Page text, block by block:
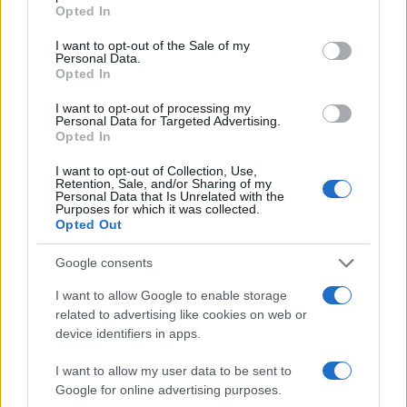
use your data for below specified purposes in below Google
consent section.
Opted In
I want to opt-out of the Sale of my
Personal Data.
Opted In
I want to opt-out of processing my
Personal Data for Targeted Advertising.
Opted In
I want to opt-out of Collection, Use,
Retention, Sale, and/or Sharing of my
Personal Data that Is Unrelated with the
Purposes for which it was collected.
Opted Out
Google consents
I want to allow Google to enable storage
related to advertising like cookies on web or
device identifiers in apps.
I want to allow my user data to be sent to
Google for online advertising purposes.
Καβάλα: 4 άτομα συνελήφθησαν για εμπόριο
ναρκωτικών